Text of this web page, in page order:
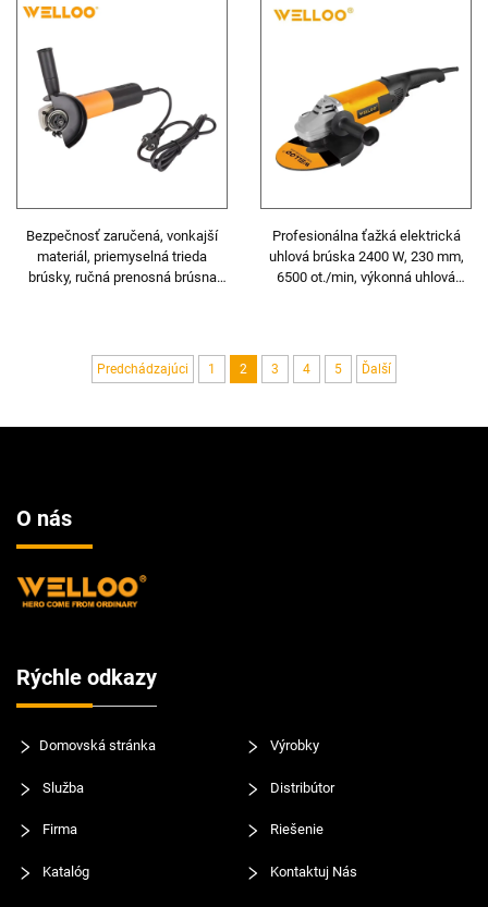
Bezpečnosť zaručená, vonkajší
materiál, priemyselná trieda
brúsky, ručná prenosná brúsna
Profesionálna ťažká elektrická
uhlová brúska 2400 W, 230 mm,
6500 ot./min, výkonná uhlová
Predchádzajúci 1 2 3 4 5 Ďalší
O nás
Rýchle odkazy
Domovská stránka Výrobky
Služba Distribútor
Firma Riešenie
Katalóg Kontaktuj Nás